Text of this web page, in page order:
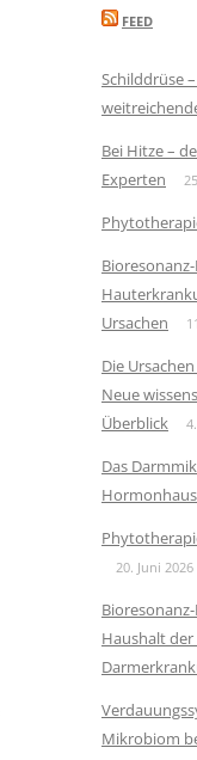
FEED
Schilddrüse
Bei Hitze –
Experten
Ursachen
Die
Neue
Überblick
Das
20. Juni 2026
Haushalt
Mikrobiom